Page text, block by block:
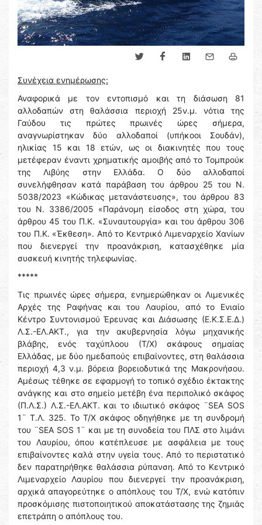
Συνέχεια ενημέρωσης:
Αναφορικά με τον εντοπισμό και τη διάσωση 81
αλλοδαπών στη θαλάσσια περιοχή 25ν.μ. νότια της
Γαύδου τις πρώτες πρωινές ώρες σήμερα,
αναγνωρίστηκαν δύο αλλοδαποί (υπήκοοι Σουδάν),
ηλικίας 15 και 18 ετών, ως οι διακινητές που τους
μετέφεραν έναντι χρηματικής αμοιβής από το Τομπρούκ
της Λιβύης στην Ελλάδα. Ο δύο αλλοδαποί
συνελήφθησαν κατά παράβαση του άρθρου 25 του Ν.
5038/2023 «Κώδικας μετανάστευσης», του άρθρου 83
του Ν. 3386/2005 «Παράνομη είσοδος στη χώρα, του
άρθρου 45 του Π.Κ. «Συναυτουργία» και του άρθρου 306
του Π.Κ. «Έκθεση». Από το Κεντρικό Λιμεναρχείο Χανίων
που διενεργεί την προανάκριση, κατασχέθηκε μία
συσκευή κινητής τηλεφωνίας.
*****
Τις πρωινές ώρες σήμερα, ενημερώθηκαν οι Λιμενικές
Αρχές της Ραφήνας και του Λαυρίου, από το Ενιαίο
Κέντρο Συντονισμού Έρευνας και Διάσωσης (Ε.Κ.Σ.Ε.Δ.)
Λ.Σ.-ΕΛ.ΑΚΤ., για την ακυβερνησία λόγω μηχανικής
βλάβης, ενός ταχύπλοου (Τ/Χ) σκάφους σημαίας
Ελλάδας, με δύο ημεδαπούς επιβαίνοντες, στη θαλάσσια
περιοχή 4,3 ν.μ. βόρεια βορειοδυτικά της Μακρονήσου.
Αμέσως τέθηκε σε εφαρμογή το τοπικό σχέδιο έκτακτης
ανάγκης και στο σημείο μετέβη ένα περιπολικό σκάφος
(Π.Λ.Σ.) Λ.Σ.-ΕΛ.ΑΚΤ. και το ιδιωτικό σκάφος ¨SEA SOS
1¨ Τ.Λ. 325. Το Τ/Χ σκάφος οδηγήθηκε με τη συνδρομή
του ¨SEA SOS 1¨ και με τη συνοδεία του ΠΛΣ στο λιμάνι
του Λαυρίου, όπου κατέπλευσε με ασφάλεια με τους
επιβαίνοντες καλά στην υγεία τους. Από το περιστατικό
δεν παρατηρήθηκε θαλάσσια ρύπανση. Από το Κεντρικό
Λιμεναρχείο Λαυρίου που διενεργεί την προανάκριση,
αρχικά απαγορεύτηκε ο απόπλους του Τ/Χ, ενώ κατόπιν
προσκόμισης πιστοποιητικού αποκατάστασης της ζημιάς
επετράπη ο απόπλους του.